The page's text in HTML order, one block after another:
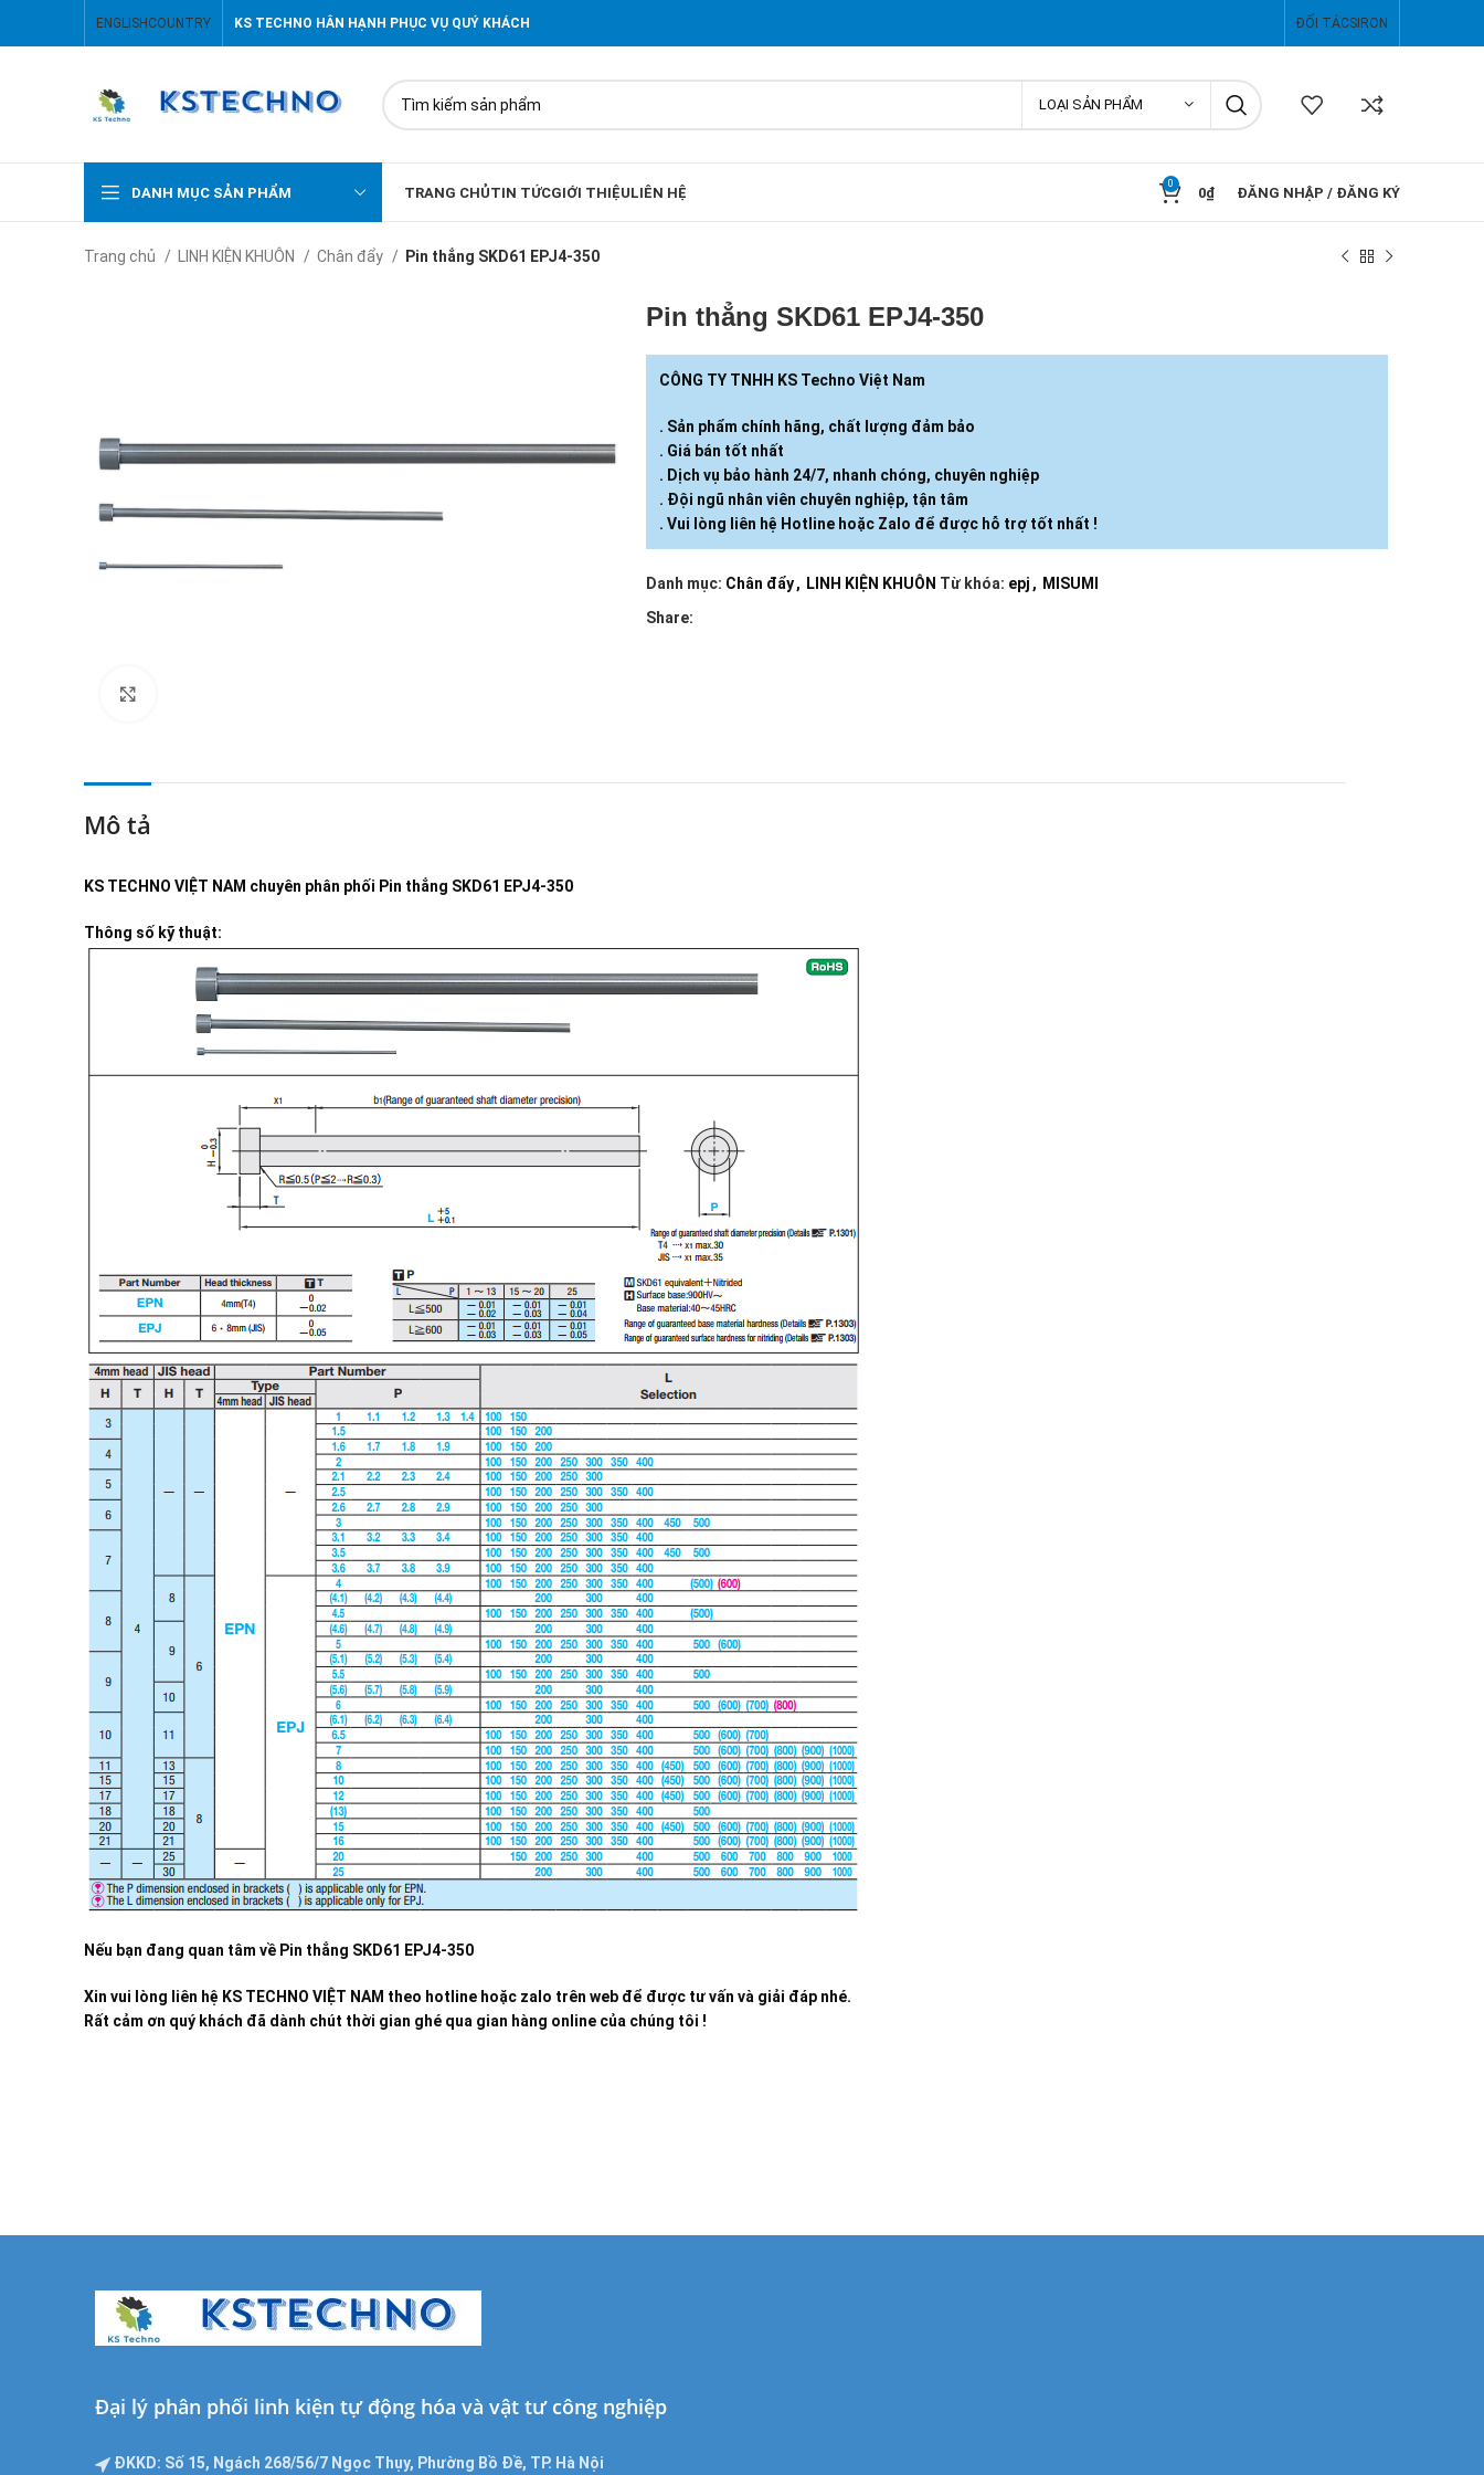
ENGLISH COUNTRY KS TECHNO HÂN HẠNH PHỤC VỤ QUÝ KHÁCH ĐỐI TÁCSIRON
LOẠI SẢN PHẨM
DANH MỤC SẢN PHẨM TRANG CHỦTIN TỨCGIỚI THIỆULIÊN HỆ
0
0₫ ĐĂNG NHẬP / ĐĂNG KÝ
Trang chủ LINH KIỆN KHUÔN Chân đẩy Pin thẳng SKD61 EPJ4-350
Pin thẳng SKD61 EPJ4-350
CÔNG TY TNHH KS Techno Việt Nam
. Sản phẩm chính hãng, chất lượng đảm bảo
. Giá bán tốt nhất
. Dịch vụ bảo hành 24/7, nhanh chóng, chuyên nghiệp
. Đội ngũ nhân viên chuyên nghiệp, tận tâm
. Vui lòng liên hệ Hotline hoặc Zalo để được hỗ trợ tốt nhất !
Danh mục: Chân đẩy, LINH KIỆN KHUÔN Từ khóa: epj , MISUMI
Share:
Mô tả
KS TECHNO VIỆT NAM chuyên phân phối Pin thẳng SKD61 EPJ4-350
Thông số kỹ thuật:
Nếu bạn đang quan tâm về Pin thẳng SKD61 EPJ4-350
Xin vui lòng liên hệ KS TECHNO VIỆT NAM theo hotline hoặc zalo trên web để được tư vấn và giải đáp nhé.
Rất cảm ơn quý khách đã dành chút thời gian ghé qua gian hàng online của chúng tôi !
Đại lý phân phối linh kiện tự động hóa và vật tư công nghiệp
ĐKKD: Số 15, Ngách 268/56/7 Ngọc Thụy, Phường Bồ Đề, TP. Hà Nội